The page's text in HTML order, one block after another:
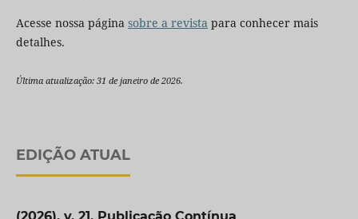
Acesse nossa página sobre a revistapara conhecer mais
detalhes.
Última atualização: 31 de janeiro de 2026.
EDIÇÃO ATUAL